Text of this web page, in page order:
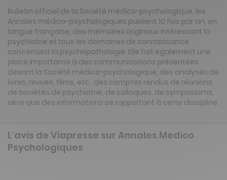
Bulletin officiel de la Société médico-psychologique, les
Annales médico-psychologiques publient 10 fois par an, en
langue française, des mémoires originaux intéressant la
psychiatrie et tous les domaines de connaissance
concernant la psychopathologie. Elle fait également une
place importante à des communications présentées
devant la Société médico-psychologique, des analyses de
livres, revues, films, etc., des comptes rendus de réunions
de sociétés de psychiatrie, de colloques, de symposiums,
ainsi que des informations se rapportant à cette discipline.
L'avis de Viapresse sur Annales Medico
Psychologiques